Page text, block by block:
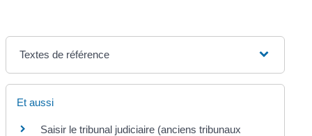
Textes de référence
Et aussi
Saisir le tribunal judiciaire (anciens tribunaux